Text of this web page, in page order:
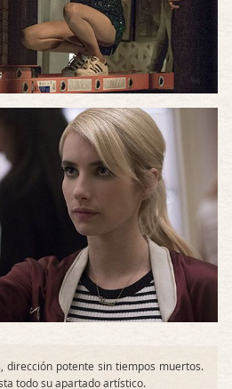
dirección potente sin tiempos muertos.
todo su apartado artístico.